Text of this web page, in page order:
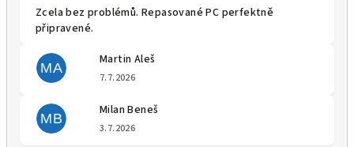
Zcela bez problémů. Repasované PC perfektně
připravené.
MA
Martin Aleš
7.7.2026
MB
Milan Beneš
3.7.2026